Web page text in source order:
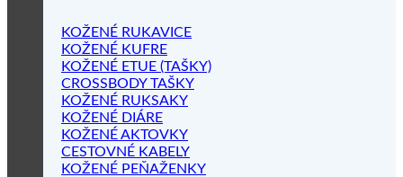
KOŽENÉ RUKAVICE
KOŽENÉ KUFRE
KOŽENÉ ETUE (TAŠKY)
CROSSBODY TAŠKY
KOŽENÉ RUKSAKY
KOŽENÉ DIÁRE
KOŽENÉ AKTOVKY
CESTOVNÉ KABELY
KOŽENÉ PEŇAŽENKY